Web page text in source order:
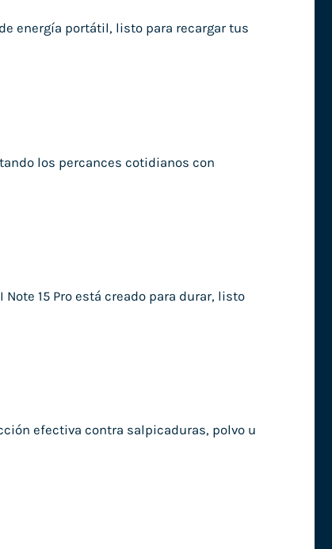
energía portátil, listo para recargar tus
los percances cotidianos con
15 Pro está creado para durar, listo
efectiva contra salpicaduras, polvo u